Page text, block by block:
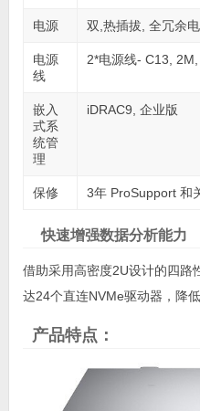
电源 双,热插拔, 全冗余
电源
线
2*电源线- C13,
嵌入
式系
统管
理
iDRAC9, 企业版
保修 3年 ProSupport 和
快速增强数据分析能力
借助采用高密度2U设计的四路
达24个直连NVMe驱动器，降低
产品特点：